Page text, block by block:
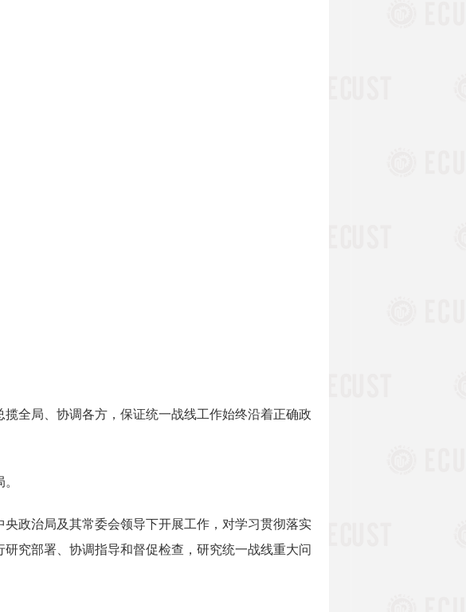
局、协调各方，保证统一战线工作始终沿着正确政
治局及其常委会领导下开展工作，对学习贯彻落实
究部署、协调指导和督促检查，研究统一战线重大问